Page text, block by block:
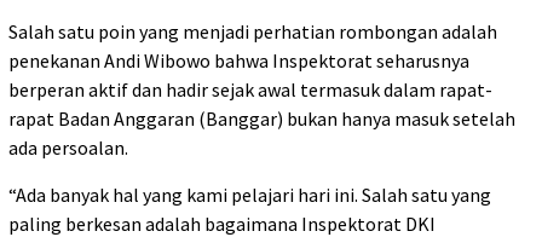
Salah satu poin yang menjadi perhatian rombongan adalah
penekanan Andi Wibowo bahwa Inspektorat seharusnya
berperan aktif dan hadir sejak awal termasuk dalam rapat-
rapat Badan Anggaran (Banggar) bukan hanya masuk setelah
ada persoalan.
“Ada banyak hal yang kami pelajari hari ini. Salah satu yang
paling berkesan adalah bagaimana Inspektorat DKI